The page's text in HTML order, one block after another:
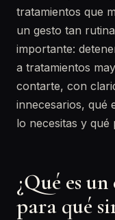
tratamientos que
un gesto tan
importante:
a tratamientos
contarte, con
innecesarios, qué
lo necesitas y qué
¿Qué es
para qué